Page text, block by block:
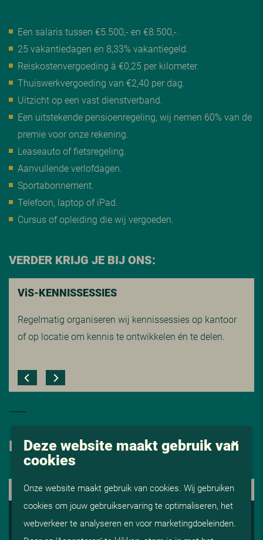
Een salaris tussen €5.500,- en €8.500,-.
25 vakantiedagen en 8,33% vakantiegeld.
Reiskostenvergoeding à €0,25 per kilometer.
Thuiswerkvergoeding van €2,40 per dag.
Uitzicht op een vast dienstverband.
Een uitstekende pensioenregeling, wij nemen 60% van de
premie voor onze rekening.
Leaseauto of fietsregeling.
Aanvullende verlofdagen.
Sportabonnement.
Telefoon, laptop of iPad.
Cursus of opleiding die wij vergoeden.
VERDER KRIJG JE BIJ ONS:
ViS-KENNISSESSIES
Regelmatig organiseren wij kennissessies op kantoor
of op locatie om kennis te ontwikkelen én te delen.
HOE NU VERDER
1. KENNISMAKING
2. ADVISERING EN AFSTEMMING
Deze website maakt gebruik van
cookies
Onze website maakt gebruik van cookies. Wij gebruiken
cookies om jouw gebruikservaring te optimaliseren, het
webverkeer te analyseren en voor marketingdoeleinden.